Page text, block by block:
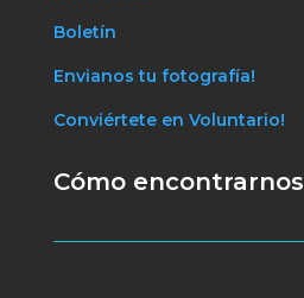
Boletín
Envianos tu fotografía!
Conviértete en Voluntario!
Cómo encontrarnos